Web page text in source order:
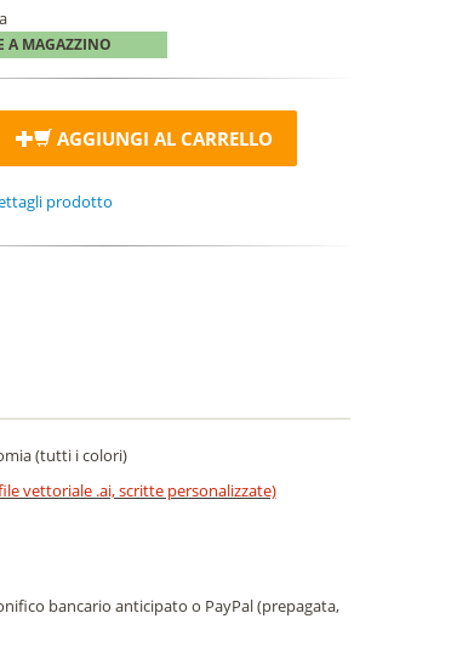
A MAGAZZINO
AGGIUNGI AL CARRELLO
prodotto
(tutti i colori)
vettoriale .ai, scritte personalizzate)
bancario anticipato o PayPal (prepagata,